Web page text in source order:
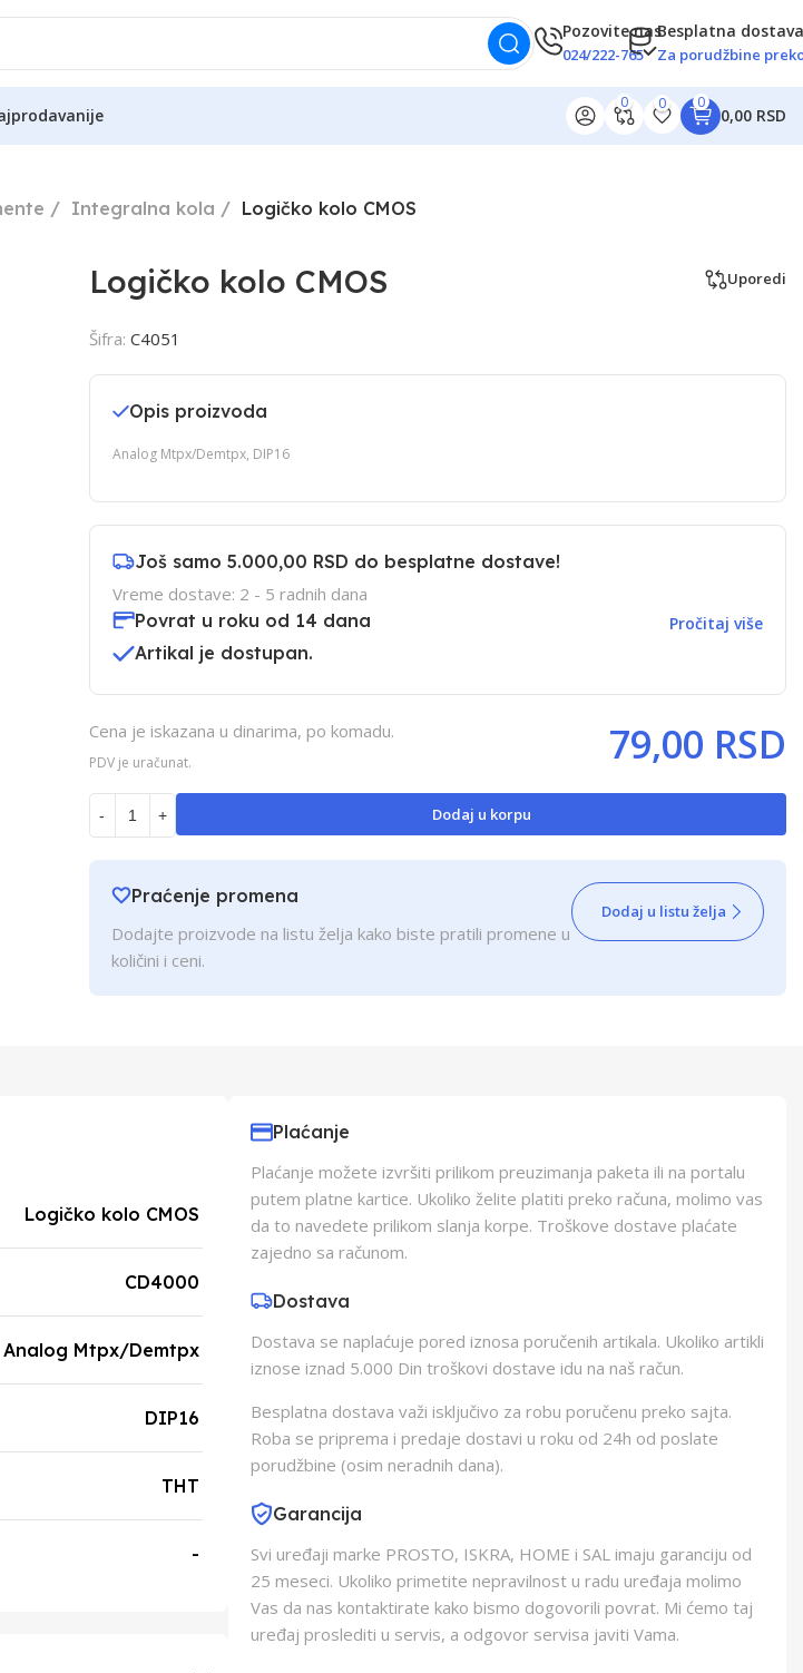
Pozovite nas
024/222-765
Besplatna
Za porudžbine
0 0 0
0,00 RSD
Integralna kola Logičko kolo CMOS
Logičko kolo CMOS Uporedi
Šifra: C4051
Opis proizvoda
Analog Mtpx/Demtpx, DIP16
Još samo 5.000,00 RSD do besplatne dostave!
Vreme dostave: 2 - 5 radnih dana
Povrat u roku od 14 dana
Pročitaj više
Artikal je dostupan.
Cena je iskazana u dinarima, po komadu.
PDV je uračunat. 79,00 RSD
- + Dodaj u korpu
Praćenje promena
Dodajte proizvode na listu želja kako biste pratili promene u
količini i ceni.
Dodaj u listu želja
Logičko kolo CMOS
CD4000
Analog Mtpx/Demtpx
DIP16
THT
-
Plaćanje
Plaćanje možete izvršiti prilikom preuzimanja paketa ili na portalu
putem platne kartice. Ukoliko želite platiti preko računa, molimo vas
da to navedete prilikom slanja korpe. Troškove dostave plaćate
zajedno sa računom.
Dostava
Dostava se naplaćuje pored iznosa poručenih artikala. Ukoliko artikli
iznose iznad 5.000 Din troškovi dostave idu na naš račun.
Besplatna dostava važi isključivo za robu poručenu preko sajta.
Roba se priprema i predaje dostavi u roku od 24h od poslate
porudžbine (osim neradnih dana).
Garancija
Svi uređaji marke PROSTO, ISKRA, HOME i SAL imaju garanciju od
25 meseci. Ukoliko primetite nepravilnost u radu uređaja molimo
Vas da nas kontaktirate kako bismo dogovorili povrat. Mi ćemo taj
uređaj proslediti u servis, a odgovor servisa javiti Vama.